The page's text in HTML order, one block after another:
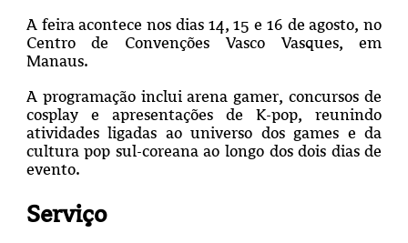
A feira acontece nos dias 14, 15 e 16 de agosto, no
Centro de Convenções Vasco Vasques, em
Manaus.
A programação inclui arena gamer, concursos de
cosplay e apresentações de K-pop, reunindo
atividades ligadas ao universo dos games e da
cultura pop sul-coreana ao longo dos dois dias de
evento.
Serviço